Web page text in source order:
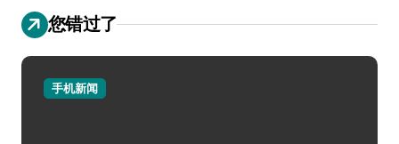
您错过了
手机新闻